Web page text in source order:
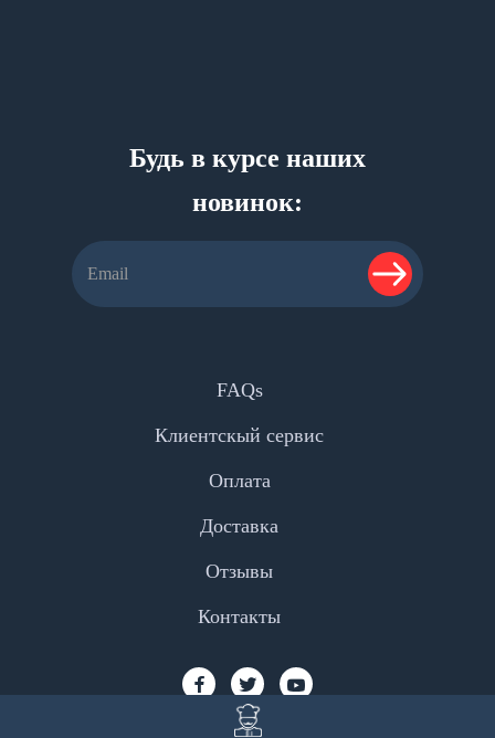
Будь в курсе наших
новинок:
FAQs
Клиентскый сервис
Оплата
Доставка
Отзывы
Контакты
Facebook
TwitterYouTube